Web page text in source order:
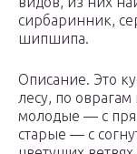
сирбаринник,
шипшипа.
Описание. Это
лесу, по
молодые — с
старые — с